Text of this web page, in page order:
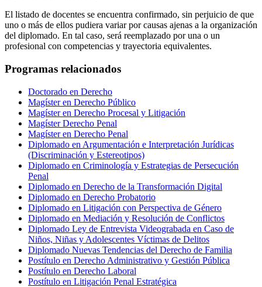
El listado de docentes se encuentra confirmado, sin perjuicio de que
uno o más de ellos pudiera variar por causas ajenas a la organización
del diplomado. En tal caso, será reemplazado por una o un
profesional con competencias y trayectoria equivalentes.
Programas relacionados
Doctorado en Derecho
Magíster en Derecho Público
Magíster en Derecho Procesal y Litigación
Magíster Derecho Penal
Magíster en Derecho Penal
Diplomado en Argumentación e Interpretación Jurídicas
(Discriminación y Estereotipos)
Diplomado en Criminología y Estrategias de Persecución
Penal
Diplomado en Derecho de la Transformación Digital
Diplomado en Derecho Probatorio
Diplomado en Litigación con Perspectiva de Género
Diplomado en Mediación y Resolución de Conflictos
Diplomado Ley de Entrevista Videograbada en Caso de
Niños, Niñas y Adolescentes Víctimas de Delitos
Diplomado Nuevas Tendencias del Derecho de Familia
Postítulo en Derecho Administrativo y Gestión Pública
Postítulo en Derecho Laboral
Postítulo en Litigación Penal Estratégica